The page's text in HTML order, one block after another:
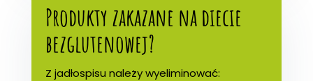
Produkty zakazane na diecie
bezglutenowej?
Z jadłospisu należy wyeliminować: